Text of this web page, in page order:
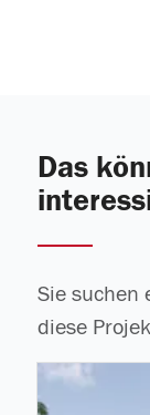
Das
Sie suchen
diese